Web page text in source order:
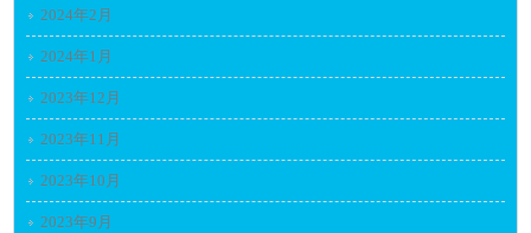
2024年2月
2024年1月
2023年12月
2023年11月
2023年10月
2023年9月